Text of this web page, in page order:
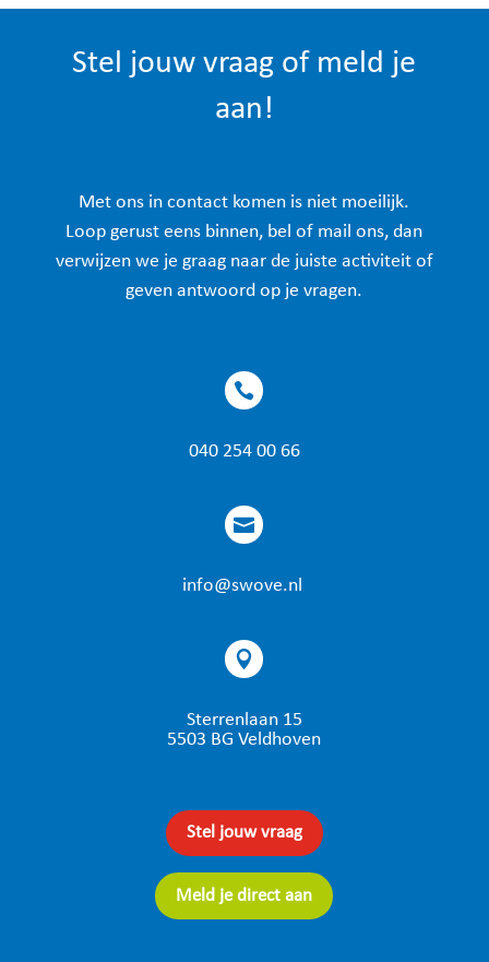
Stel jouw vraag of meld je
aan!
Met ons in contact komen is niet moeilijk.
Loop gerust eens binnen, bel of mail ons, dan
verwijzen we je graag naar de juiste activiteit of
geven antwoord op je vragen.

040 254 00 66

info@swove.nl

Sterrenlaan 15
5503 BG Veldhoven
Stel jouw vraag
Meld je direct aan